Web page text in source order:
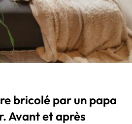
bricolé par un papa
Avant et après